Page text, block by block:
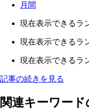
月間
現在表示できるラ
現在表示できるラ
現在表示できるラ
記事の続きを見る
関連キーワー